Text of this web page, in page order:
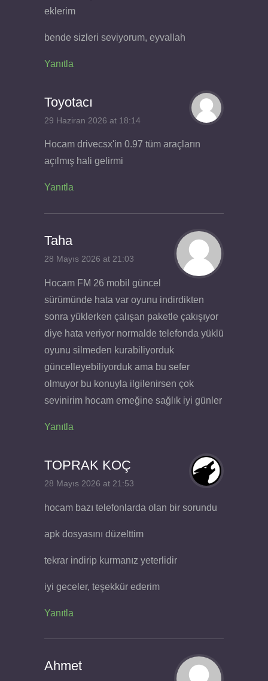
eklerim
bende sizleri seviyorum, eyvallah
Yanıtla
Toyotacı
29 Haziran 2026 at 18:14
Hocam drivecsx'in 0.97 tüm araçların
açılmış hali gelirmi
Yanıtla
Taha
28 Mayıs 2026 at 21:03
Hocam FM 26 mobil güncel
sürümünde hata var oyunu indirdikten
sonra yüklerken çalışan paketle çakışıyor
diye hata veriyor normalde telefonda yüklü
oyunu silmeden kurabiliyorduk
güncelleyebiliyorduk ama bu sefer
olmuyor bu konuyla ilgilenirsen çok
sevinirim hocam emeğine sağlık iyi günler
Yanıtla
TOPRAK KOÇ
28 Mayıs 2026 at 21:53
hocam bazı telefonlarda olan bir sorundu
apk dosyasını düzelttim
tekrar indirip kurmanız yeterlidir
iyi geceler, teşekkür ederim
Yanıtla
Ahmet